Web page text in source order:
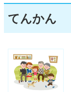
てんかん